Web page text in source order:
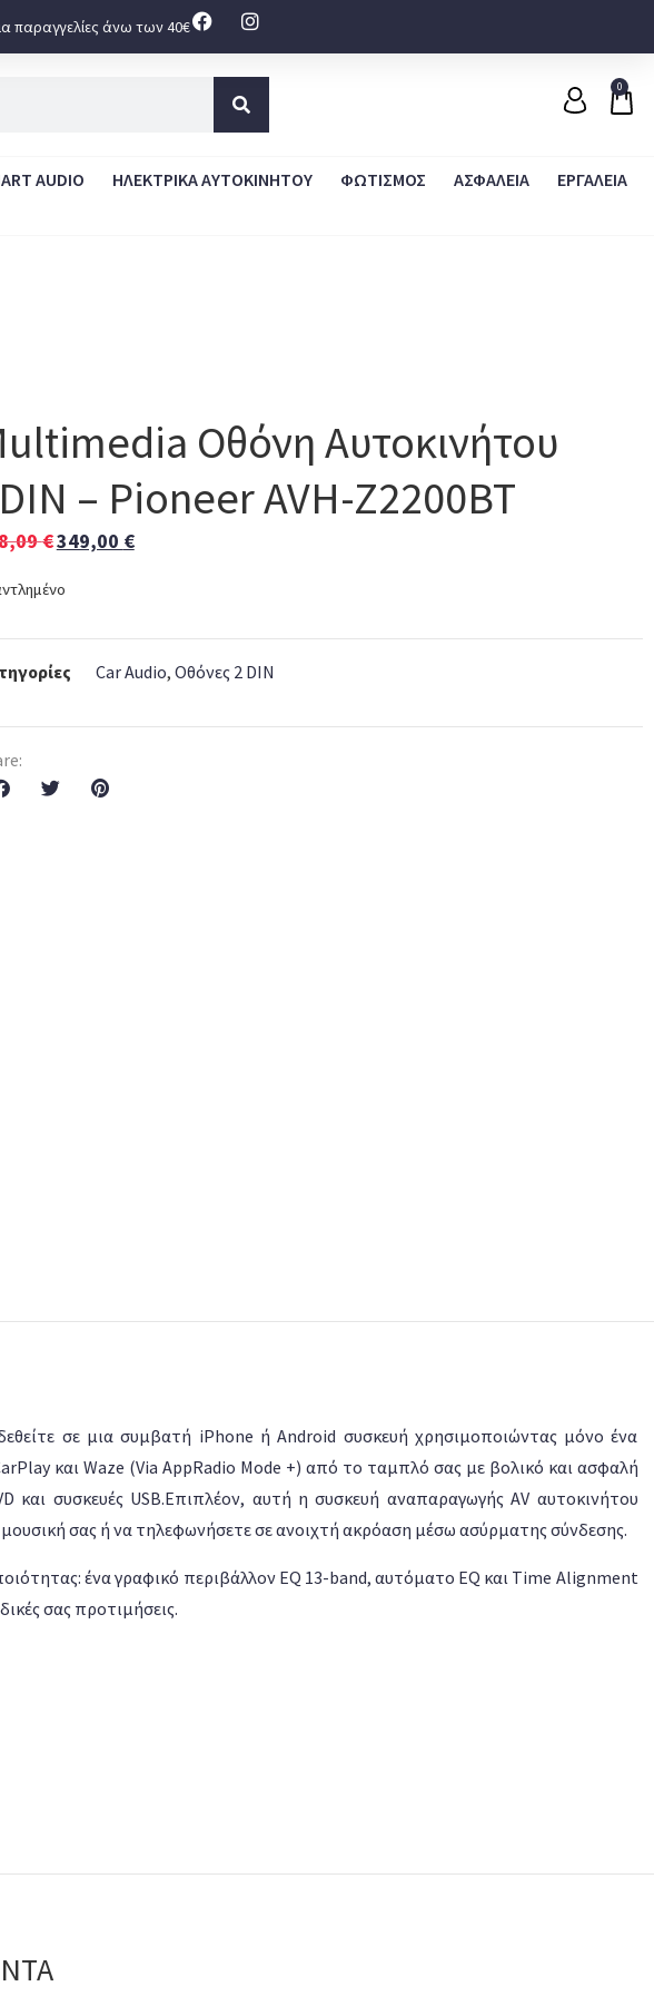
παραγγελίες άνω των 40€
0
AUDIO ΗΛΕΚΤΡΙΚΑ ΑΥΤΟΚΙΝΗΤΟΥ ΦΩΤΙΣΜΟΣ ΑΣΦΑΛΕΙΑ
ΕΡΓΑΛΕΙΑ
Οθόνη Αυτοκινήτου
– Pioneer AVH-Z2200BT
€349,00 €
Car Audio, Οθόνες 2 DIN
σε μια συμβατή iPhone ή Android συσκευή χρησιμοποιώντας μόνο ένα
και Waze (Via AppRadio Mode +) από το ταμπλό σας με βολικό και ασφαλή
και συσκευές USB.Επιπλέον, αυτή η συσκευή αναπαραγωγής AV αυτοκινήτου
σας ή να τηλεφωνήσετε σε ανοιχτή ακρόαση μέσω ασύρματης σύνδεσης.
ένα γραφικό περιβάλλον EQ 13-band, αυτόματο EQ και Time Alignment
σας προτιμήσεις.